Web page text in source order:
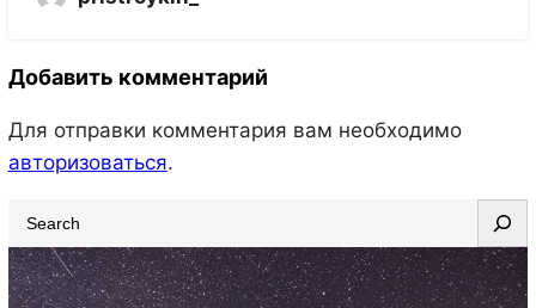
Добавить комментарий
Для отправки комментария вам необходимо
авторизоваться.
e
a